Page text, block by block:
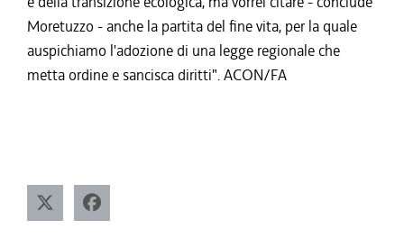
Moretuzzo - anche la partita del fine vita, per la quale
auspichiamo l'adozione di una legge regionale che
metta ordine e sancisca diritti". ACON/FA